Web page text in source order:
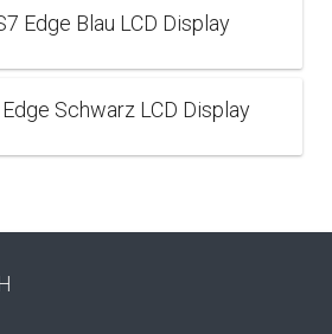
Edge Blau LCD Display
Schwarz LCD Display